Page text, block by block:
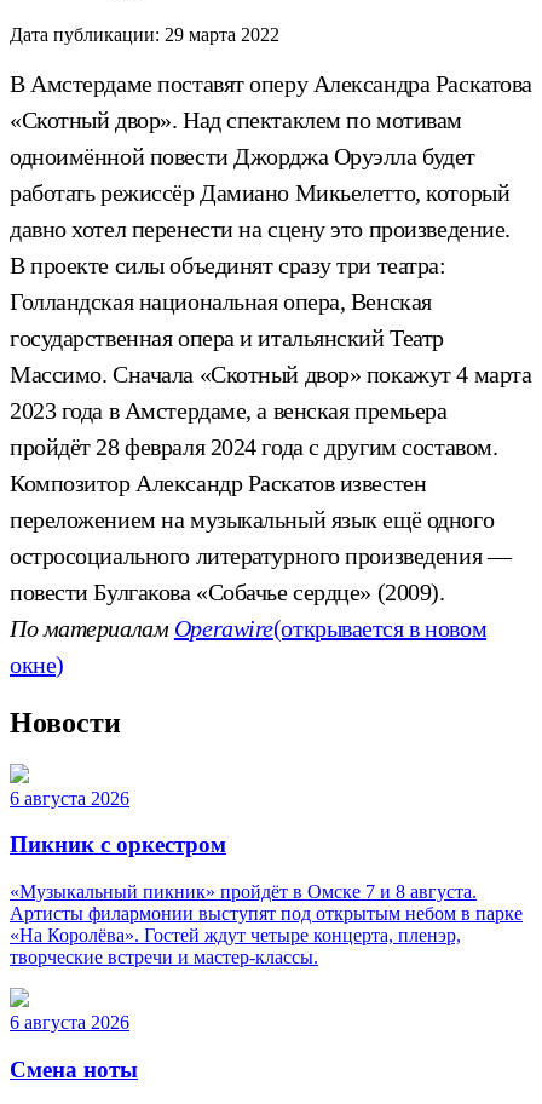
Дата публикации: 29 марта 2022
В Амстердаме поставят оперу Александра Раскатова
«Скотный двор». Над спектаклем по мотивам
одноимённой повести Джорджа Оруэлла будет
работать режиссёр Дамиано Микьелетто, который
давно хотел перенести на сцену это произведение.
В проекте силы объединят сразу три театра:
Голландская национальная опера, Венская
государственная опера и итальянский Театр
Массимо. Сначала «Скотный двор» покажут 4 марта
2023 года в Амстердаме, а венская премьера
пройдёт 28 февраля 2024 года с другим составом.
Композитор Александр Раскатов известен
переложением на музыкальный язык ещё одного
остросоциального литературного произведения —
повести Булгакова «Собачье сердце» (2009).
По материалам Operawire(открывается в новом
окне)
Новости
6 августа 2026
Пикник с оркестром
«Музыкальный пикник» пройдёт в Омске 7 и 8 августа.
Артисты филармонии выступят под открытым небом в парке
«На Королёва». Гостей ждут четыре концерта, пленэр,
творческие встречи и мастер-классы.
6 августа 2026
Смена ноты